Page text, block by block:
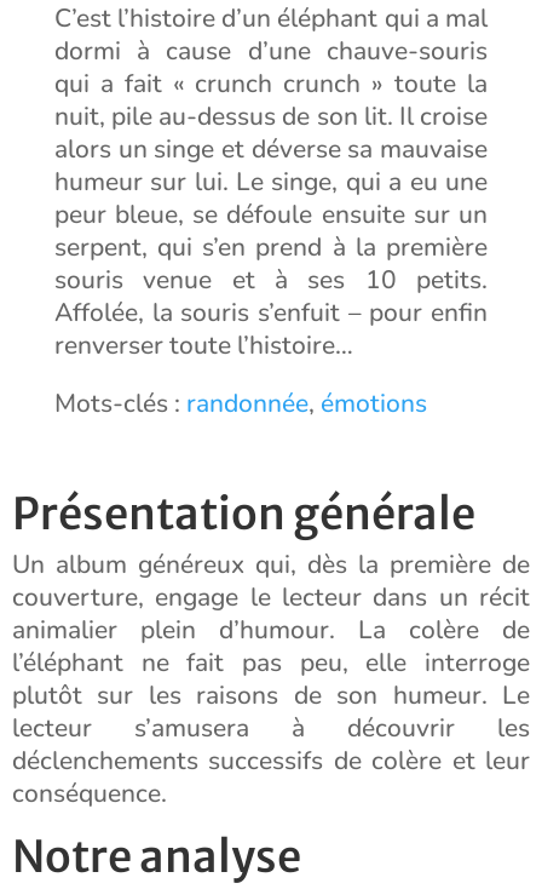
C’est l’histoire d’un éléphant qui a mal
dormi à cause d’une chauve-souris
qui a fait « crunch crunch » toute la
nuit, pile au-dessus de son lit. Il croise
alors un singe et déverse sa mauvaise
humeur sur lui. Le singe, qui a eu une
peur bleue, se défoule ensuite sur un
serpent, qui s’en prend à la première
souris venue et à ses 10 petits.
Affolée, la souris s’enfuit – pour enfin
renverser toute l’histoire…
Mots-clés : randonnée, émotions
Présentation générale
Un album généreux qui, dès la première de
couverture, engage le lecteur dans un récit
animalier plein d’humour. La colère de
l’éléphant ne fait pas peu, elle interroge
plutôt sur les raisons de son humeur. Le
lecteur s’amusera à découvrir les
déclenchements successifs de colère et leur
conséquence.
Notre analyse